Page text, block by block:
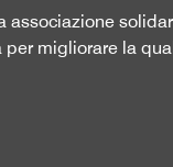
associazione
migliorare la